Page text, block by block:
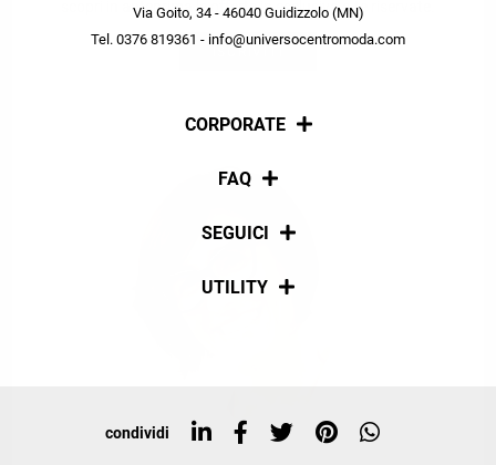
Via Goito, 34 - 46040 Guidizzolo (MN)
Tel. 0376 819361 - info@universocentromoda.com
CORPORATE
Chi siamo
FAQ
Pagamenti
SEGUICI
Social
UTILITY
Top ricerche
condividi
scopri in anteprima le offerte in esclusiva a te riservate.
ISCRIVITI